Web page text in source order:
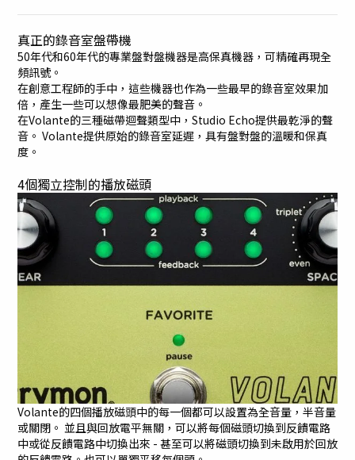
真正的錄音室盤帶機
50年代和60年代的專業盤對盤機器是高保真機器，可精確再現全
頻訊號。
在創意工程師的手中，這些機器也作為一些最早的錄音室效果加
倍，產生一些可以想像最肥美的聲音。
在Volante的三種磁帶迴聲類型中，Studio Echo提供最乾淨的聲
音。 Volante提供原始的錄音室延遲，具有盤對盤的溫暖和保真
度。
4個獨立控制的播放磁頭
Volante的四個播放磁頭中的每一個都可以設置為全音量，半音量
或關閉。 並且與回放電平無關，可以將每個磁頭切換到反饋電路
中或從反饋電路中切換出來 - 甚至可以將磁頭切換到未啟用於回放